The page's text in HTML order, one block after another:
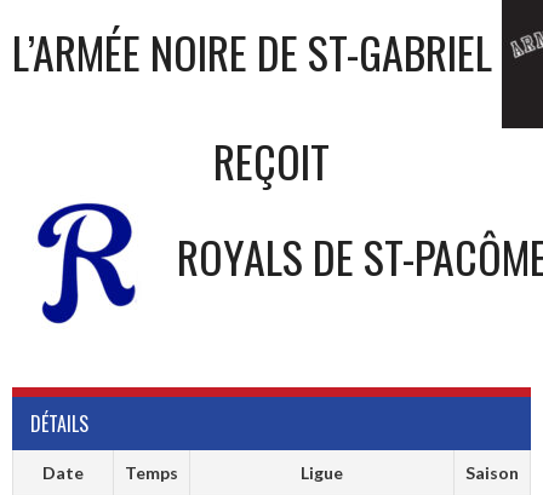
L’ARMÉE NOIRE DE ST-GABRIEL
REÇOIT
ROYALS DE ST-
DÉTAILS
Date Temps Ligue Saison